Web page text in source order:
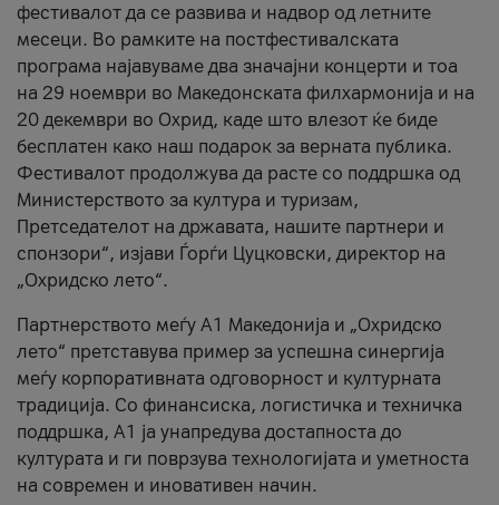
фестивалот да се развива и надвор од летните
месеци. Во рамките на постфестивалската
програма најавуваме два значајни концерти и тоа
на 29 ноември во Македонската филхармонија и на
20 декември во Охрид, каде што влезот ќе биде
бесплатен како наш подарок за верната публика.
Фестивалот продолжува да расте со поддршка од
Министерството за култура и туризам,
Претседателот на државата, нашите партнери и
спонзори“, изјави Ѓорѓи Цуцковски, директор на
„Охридско лето“.
Партнерството меѓу A1 Македонија и „Охридско
лето“ претставува пример за успешна синергија
меѓу корпоративната одговорност и културната
традиција. Со финансиска, логистичка и техничка
поддршка, A1 ја унапредува достапноста до
културата и ги поврзува технологијата и уметноста
на современ и иновативен начин.